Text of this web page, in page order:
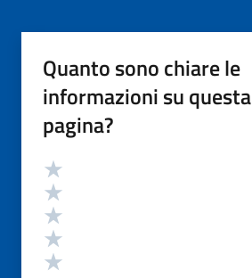
Quanto sono chiare le
informazioni su questa
pagina?
Valutazione